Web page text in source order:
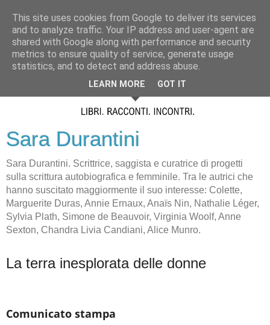
Sara Durantini
Sara Durantini. Scrittrice, saggista e curatrice di progetti
sulla scrittura autobiografica e femminile. Tra le autrici che
hanno suscitato maggiormente il suo interesse: Colette,
Marguerite Duras, Annie Ernaux, Anaïs Nin, Nathalie Léger,
Sylvia Plath, Simone de Beauvoir, Virginia Woolf, Anne
Sexton, Chandra Livia Candiani, Alice Munro.
La terra inesplorata delle donne
Comunicato stampa
This site uses cookies from Google to deliver its services
and to analyze traffic. Your IP address and user-agent are
shared with Google along with performance and security
metrics to ensure quality of service, generate usage
statistics, and to detect and address abuse.
LEARN MORE GOT IT